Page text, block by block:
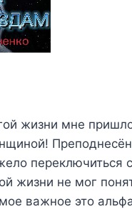
жизни мне
переключиться
жизни не мог
важное это